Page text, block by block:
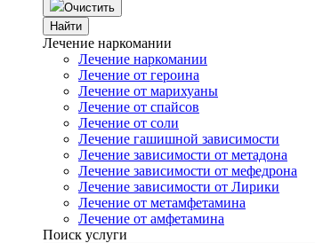
Очистить
Найти
Лечение наркомании
Лечение наркомании
Лечение от героина
Лечение от марихуаны
Лечение от спайсов
Лечение от соли
Лечение гашишной зависимости
Лечение зависимости от метадона
Лечение зависимости от мефедрона
Лечение зависимости от Лирики
Лечение от метамфетамина
Лечение от амфетамина
Поиск услуги